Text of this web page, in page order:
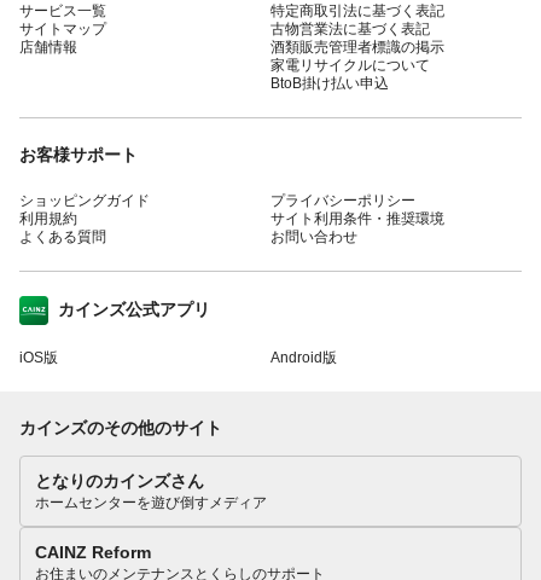
サービス一覧
サイトマップ
店舗情報
特定商取引法に基づく表記
古物営業法に基づく表記
酒類販売管理者標識の掲示
家電リサイクルについて
BtoB掛け払い申込
お客様サポート
ショッピングガイド
利用規約
よくある質問
プライバシーポリシー
サイト利用条件・推奨環境
お問い合わせ
カインズ公式アプリ
iOS版 Android版
カインズのその他のサイト
となりのカインズさん
ホームセンターを遊び倒すメディア
CAINZ Reform
お住まいのメンテナンスとくらしのサポート